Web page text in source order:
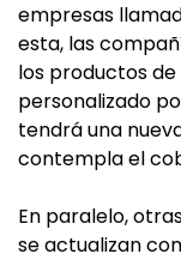
empresas
esta, las
los productos
personalizado
tendrá una
contempla el
En paralelo,
se actualizan